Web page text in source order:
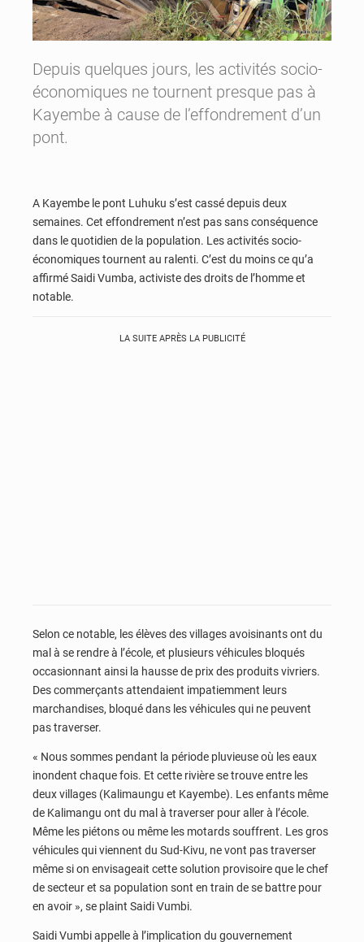
Depuis quelques jours, les activités socio-
économiques ne tournent presque pas à
Kayembe à cause de l’effondrement d’un
pont.
A Kayembe le pont Luhuku s’est cassé depuis deux
semaines. Cet effondrement n’est pas sans conséquence
dans le quotidien de la population. Les activités socio-
économiques tournent au ralenti. C’est du moins ce qu’a
affirmé Saidi Vumba, activiste des droits de l’homme et
notable.
LA SUITE APRÈS LA PUBLICITÉ
Selon ce notable, les élèves des villages avoisinants ont du
mal à se rendre à l’école, et plusieurs véhicules bloqués
occasionnant ainsi la hausse de prix des produits vivriers.
Des commerçants attendaient impatiemment leurs
marchandises, bloqué dans les véhicules qui ne peuvent
pas traverser.
« Nous sommes pendant la période pluvieuse où les eaux
inondent chaque fois. Et cette rivière se trouve entre les
deux villages (Kalimaungu et Kayembe). Les enfants même
de Kalimangu ont du mal à traverser pour aller à l’école.
Même les piétons ou même les motards souffrent. Les gros
véhicules qui viennent du Sud-Kivu, ne vont pas traverser
même si on envisageait cette solution provisoire que le chef
de secteur et sa population sont en train de se battre pour
en avoir », se plaint Saidi Vumbi.
Saidi Vumbi appelle à l’implication du gouvernement